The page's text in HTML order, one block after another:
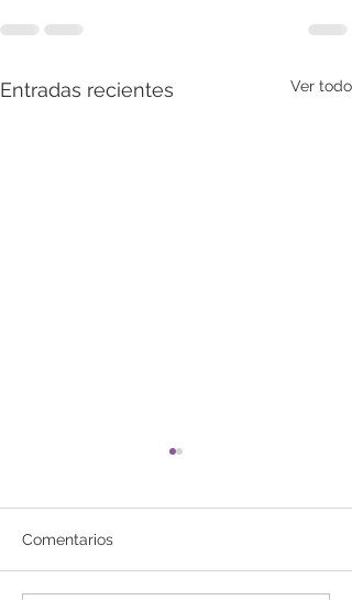
Entradas recientes Ver todo
Comentarios